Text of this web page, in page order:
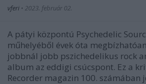
vferi • 2023. február 02.
A pátyi központú Psychedelic
műhelyéből évek óta
jobbnál jobb pszichedelikus rock
album az eddigi csúcspont. Ez a
Recorder magazin 100. számában